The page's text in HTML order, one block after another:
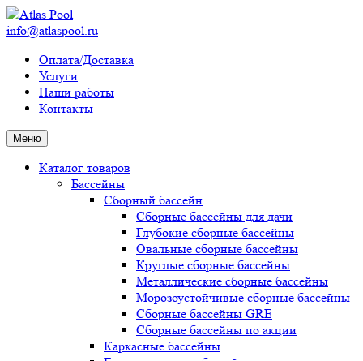
info@atlaspool.ru
Оплата/Доставка
Услуги
Наши работы
Контакты
Меню
Каталог товаров
Бассейны
Сборный бассейн
Сборные бассейны для дачи
Глубокие сборные бассейны
Овальные сборные бассейны
Круглые сборные бассейны
Металлические сборные бассейны
Морозоустойчивые сборные бассейны
Сборные бассейны GRE
Сборные бассейны по акции
Каркасные бассейны